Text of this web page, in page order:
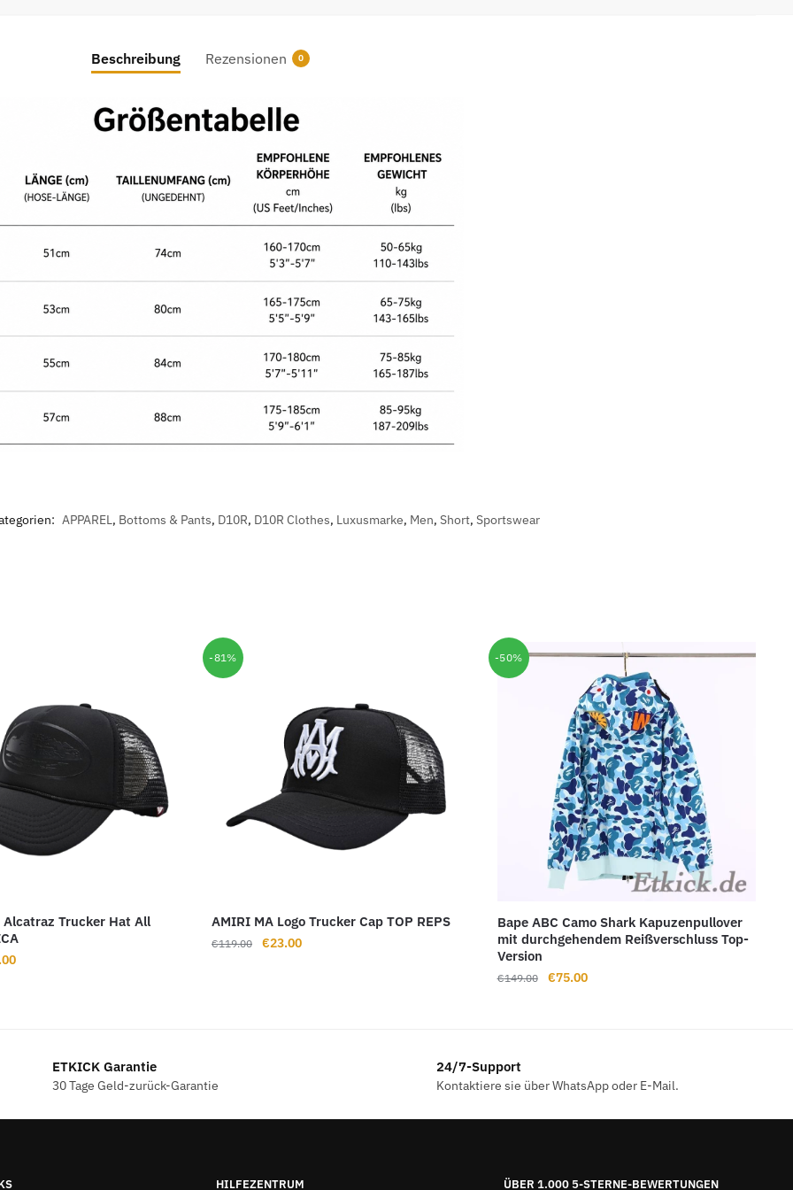
Beschreibung Rezensionen 0
APPAREL, Bottoms & Pants, D10R, D10R Clothes, Luxusmarke, Men, Short, Sportswear
Alcatraz Trucker Hat All
Aktueller
-81%
AMIRI MA Logo Trucker Cap TOP REPS
€119.00
Ursprünglicher
€23.00Aktueller
-50%
Bape ABC Camo Shark Kapuzenpullover
mit durchgehendem Reißverschluss Top-
Version
€149.00
Ursprünglicher
€75.00Aktueller
ETKICK Garantie
30 Tage Geld-zurück-Garantie
24/7-Support
Kontaktiere sie über WhatsApp oder E-Mail.
HILFEZENTRUM ÜBER 1.000 5-STERNE-BEWERTUNGEN